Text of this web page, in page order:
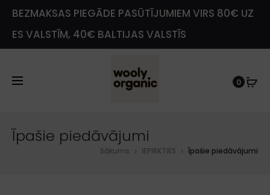
BEZMAKSAS PIEGĀDE PASŪTĪJUMIEM VIRS 80€ UZ
ES VALSTĪM, 40€ BALTIJAS VALSTĪS
0
Īpašie piedāvājumi
Sākums IEPIRKTIES Īpašie piedāvājumi